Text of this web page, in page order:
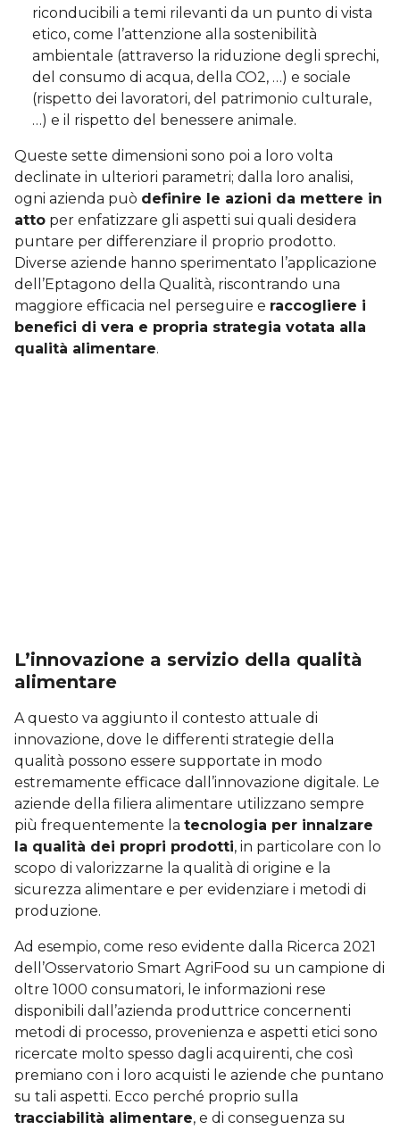
riconducibili a temi rilevanti da un punto di vista
etico, come l’attenzione alla sostenibilità
ambientale (attraverso la riduzione degli sprechi,
del consumo di acqua, della CO2, …) e sociale
(rispetto dei lavoratori, del patrimonio culturale,
…) e il rispetto del benessere animale.
Queste sette dimensioni sono poi a loro volta
declinate in ulteriori parametri; dalla loro analisi,
ogni azienda può definire le azioni da mettere in
atto per enfatizzare gli aspetti sui quali desidera
puntare per differenziare il proprio prodotto.
Diverse aziende hanno sperimentato l’applicazione
dell’Eptagono della Qualità, riscontrando una
maggiore efficacia nel perseguire e raccogliere i
benefici di vera e propria strategia votata alla
qualità alimentare.
L’innovazione a servizio della qualità
alimentare
A questo va aggiunto il contesto attuale di
innovazione, dove le differenti strategie della
qualità possono essere supportate in modo
estremamente efficace dall’innovazione digitale. Le
aziende della filiera alimentare utilizzano sempre
più frequentemente la tecnologia per innalzare
la qualità dei propri prodotti, in particolare con lo
scopo di valorizzarne la qualità di origine e la
sicurezza alimentare e per evidenziare i metodi di
produzione.
Ad esempio, come reso evidente dalla Ricerca 2021
dell’Osservatorio Smart AgriFood su un campione di
oltre 1000 consumatori, le informazioni rese
disponibili dall’azienda produttrice concernenti
metodi di processo, provenienza e aspetti etici sono
ricercate molto spesso dagli acquirenti, che così
premiano con i loro acquisti le aziende che puntano
su tali aspetti. Ecco perché proprio sulla
tracciabilità alimentare, e di conseguenza su